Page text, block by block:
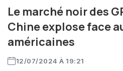
Le marché noir des
Chine explose face
américaines
12/07/2024 À 19:21